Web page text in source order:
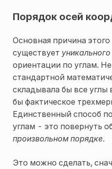
Порядок осей
Основная причина
существует уникального
ориентации по углам.
стандартной
складывала бы все углы
бы фактическое
Единственный способ
углам - это повернуть
произвольном порядке.
Это можно сделать,